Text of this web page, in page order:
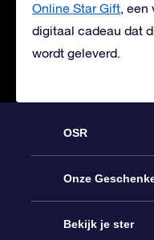
Online Star Gift, een
digitaal cadeau dat
wordt geleverd.
OSR
Service
Contact
Onze
Online Star Gift
Bekijk je ster